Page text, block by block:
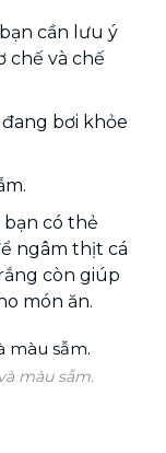
cần lưu ý
chế và chế
bơi khỏe
bạn có thẻ
ngâm thịt cá
còn giúp
món ăn.
màu sẫm.